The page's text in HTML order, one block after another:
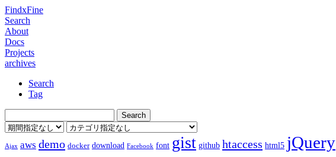
FindxFine
Search
About
Docs
Projects
archives
Search
Tag
Ajax aws demo docker download Facebook font gist github htaccess html5 jQuery